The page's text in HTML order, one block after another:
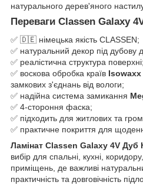
натурального дерев'яного
Переваги Classen Galaxy
✅ 🇩🇪 німецька якість CLASSEN;
✅ натуральний декор під дубову
✅ реалістична структура поверхні;
✅ воскова обробка країв Isowaxx
замкових з'єднань від вологи;
✅ надійна система замикання
✅ 4-стороння фаска;
✅ підходить для житлових та
✅ практичне покриття для
Ламінат Classen Galaxy 4V Дуб
вибір для спальні, кухні,
приміщень, де важливі
практичність та довговічність